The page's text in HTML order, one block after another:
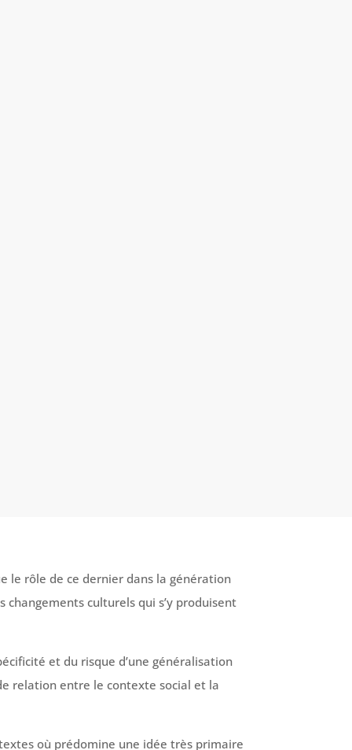
le rôle de ce dernier dans la génération
culturels qui s’y produisent
et du risque d’une généralisation
relation entre le contexte social et la
où prédomine une idée très primaire